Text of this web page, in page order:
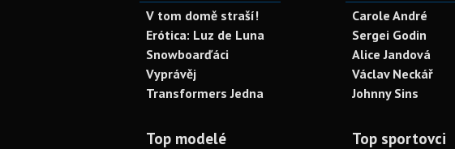
V tom domě straší!
Erótica: Luz de Luna
Snowboarďáci
Vyprávěj
Transformers Jedna
Carole André
Sergei Godin
Alice Jandová
Václav Neckář
Johnny Sins
Top modelé Top sportovci